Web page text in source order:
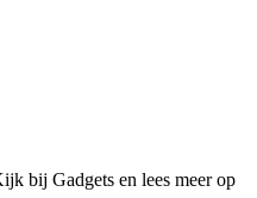
bij Gadgets en lees meer op